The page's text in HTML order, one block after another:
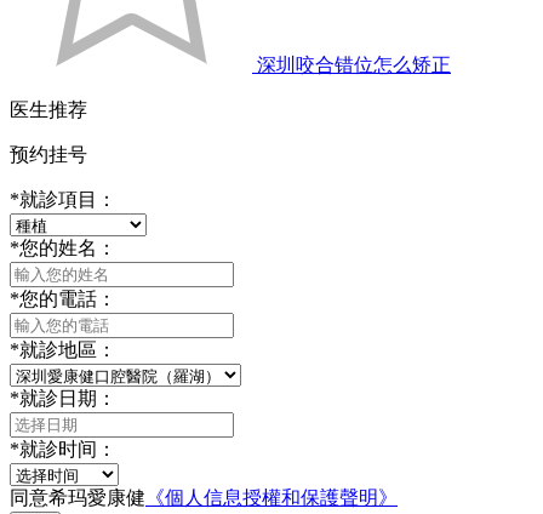
深圳咬合错位怎么矫正
医生推荐
预约挂号
*就診項目：
*您的姓名：
*您的電話：
*就診地區：
*就診日期：
*就診时间：
同意希玛愛康健 《個人信息授權和保護聲明》